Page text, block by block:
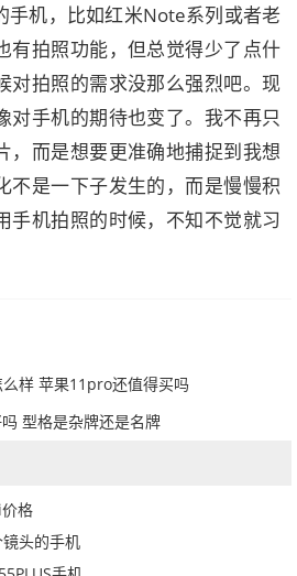
手机，比如红米Note系列或者老
有拍照功能，但总觉得少了点什
对拍照的需求没那么强烈吧。现
对手机的期待也变了。我不再只
，而是想要更准确地捕捉到我想
不是一下子发生的，而是慢慢积
手机拍照的时候，不知不觉就习
样 苹果11pro还值得买吗
型格是杂牌还是名牌
格
头的手机